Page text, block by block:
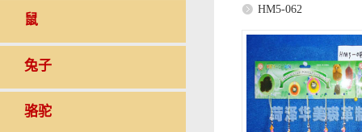
鼠
兔子
骆驼
HM5-062